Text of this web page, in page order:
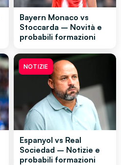
Bayern Monaco vs
Stoccarda – Novità e
probabili formazioni
NOTIZIE
Espanyol vs Real
Sociedad – Notizie e
probabili formazioni